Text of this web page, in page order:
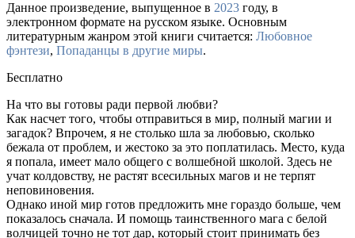
Данное произведение, выпущенное в 2023 году, в
электронном формате на русском языке. Основным
литературным жанром этой книги считается: Любовное
фэнтези, Попаданцы в другие миры.
Бесплатно
На что вы готовы ради первой любви?
Как насчет того, чтобы отправиться в мир, полный магии и
загадок? Впрочем, я не столько шла за любовью, сколько
бежала от проблем, и жестоко за это поплатилась. Место, куда
я попала, имеет мало общего с волшебной школой. Здесь не
учат колдовству, не растят всесильных магов и не терпят
неповиновения.
Однако иной мир готов предложить мне гораздо больше, чем
показалось сначала. И помощь таинственного мага с белой
волчицей точно не тот дар, который стоит принимать без